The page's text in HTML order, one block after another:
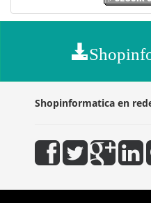
Shopinformatica en